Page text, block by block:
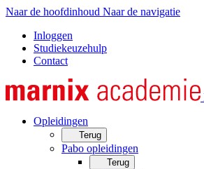
Naar de hoofdinhoud Naar de navigatie
Inloggen
Studiekeuzehulp
Contact
Opleidingen
Terug
Pabo opleidingen
Terug